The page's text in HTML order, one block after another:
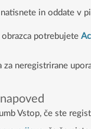
in oddate v
obrazca potrebujete
za neregistrirane
Vstop, če ste